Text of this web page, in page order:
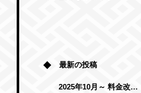
最新の投稿
2025年10月～ 料金改定のお知らせ